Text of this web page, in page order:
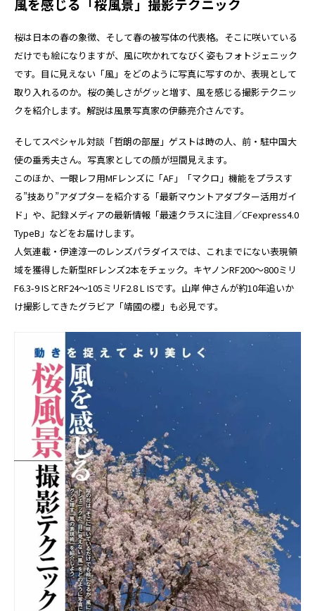
風を感じる「桜風景」撮影テクニック
桜は日本の春の象徴、そして春の被写体の代表格。そこに咲いている
だけでも絵になりますが、風に吹かれてなびく姿もフォトジェニック
です。目に見えない「風」をどのように写真に写すのか、表現として
取り入れるのか。桜の美しさがグッと増す、風を感じる撮影テクニッ
クを紹介します。解説は風景写真家の伊藤亮介さんです。
そしてスペシャル対談「哲朗の部屋」ゲストは時の人、前・駐中国大
使の垂秀夫さん。写真家としての顔が垣間見えます。
このほか、一眼レフ用MFレンズに「AF」「マクロ」機能をプラスす
る”技あり”アダプターを紹介する「最新マウントアダプター活用ガイ
ド」や、記録メディアの最新情報「最速クラスに注目／CFexpress4.0
TypeB」などをお届けします。
人気連載・伊達淳一のレンズパラダイスでは、これまでにない表現領
域を獲得した新型RFレンズ2本をチェック。キヤノンRF200～800ミリ
F6.3-9 ISとRF24～105ミリF2.8 L ISです。山岸 伸さんが約10年追いか
け撮影してきたグラビア「靖國の櫻」も必見です。